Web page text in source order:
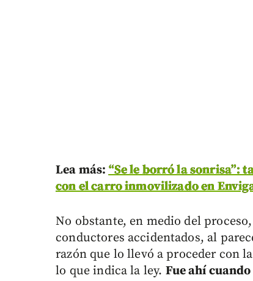
Lea más:“Se le borró la sonrisa”:
con el carro inmovilizado en
No obstante, en medio del
conductores accidentados, al
razón que lo llevó a proceder con
lo que indica la ley. Fue ahí cuando